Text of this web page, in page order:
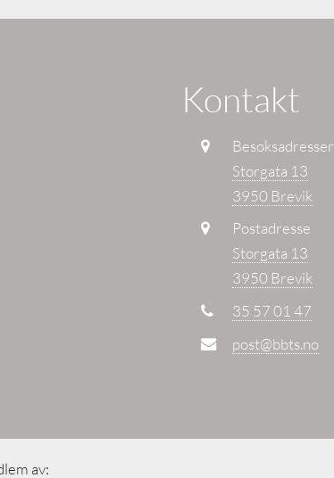
Kontakt
Besøksadresser
Storgata 13
3950 Brevik
Postadresse
Storgata 13
3950 Brevik
35 57 01 47
post@bbts.no
av: